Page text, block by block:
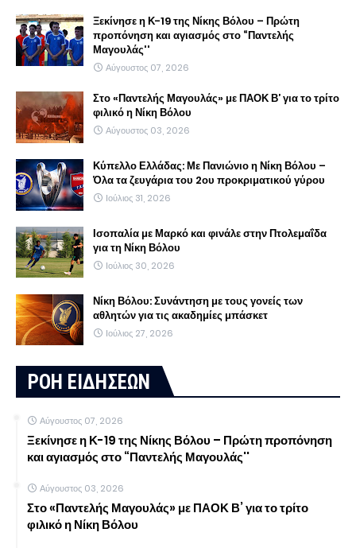
Ξεκίνησε η Κ-19 της Νίκης Βόλου – Πρώτη
προπόνηση και αγιασμός στο “Παντελής
Μαγουλάς''
Αύγουστος 07, 2026
Στο «Παντελής Μαγουλάς» με ΠΑΟΚ Β’ για το τρίτο
φιλικό η Νίκη Βόλου
Αύγουστος 03, 2026
Κύπελλο Ελλάδας: Με Πανιώνιο η Νίκη Βόλου –
Όλα τα ζευγάρια του 2ου προκριματικού γύρου
Ιούλιος 31, 2026
Ισοπαλία με Μαρκό και φινάλε στην Πτολεμαΐδα
για τη Νίκη Βόλου
Ιούλιος 30, 2026
Νίκη Βόλου: Συνάντηση με τους γονείς των
αθλητών για τις ακαδημίες μπάσκετ
Ιούλιος 27, 2026
ΡΟΗ ΕΙΔΗΣΕΩΝ
Αύγουστος 07, 2026
Ξεκίνησε η Κ-19 της Νίκης Βόλου – Πρώτη προπόνηση
και αγιασμός στο “Παντελής Μαγουλάς''
Αύγουστος 03, 2026
Στο «Παντελής Μαγουλάς» με ΠΑΟΚ Β’ για το τρίτο
φιλικό η Νίκη Βόλου